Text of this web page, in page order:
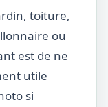
toiture,
ou
est de ne
utile
si